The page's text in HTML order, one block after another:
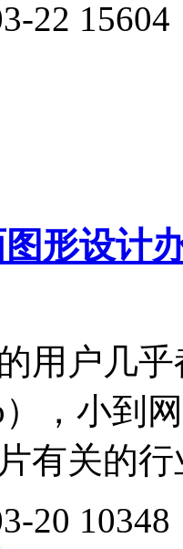
22 15604
形设计
用户几
），小到
有关的
20 10348